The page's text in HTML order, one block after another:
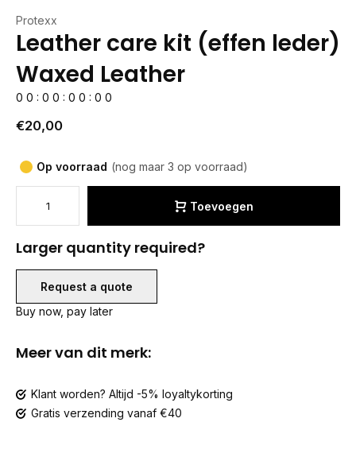
Protexx
Leather care kit (effen leder)
Waxed Leather
0 0 : 0 0 : 0 0 : 0 0
€20,00
Op voorraad (nog maar 3 op voorraad)
Toevoegen
Larger quantity required?
Request a quote
Buy now, pay later
Meer van dit merk:
Klant worden? Altijd -5% loyaltykorting
Gratis verzending vanaf €40